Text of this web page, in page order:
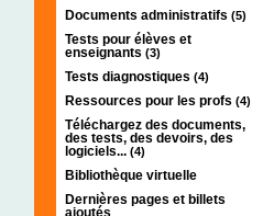
Documents administratifs (5)
Tests pour élèves et
enseignants (3)
Tests diagnostiques (4)
Ressources pour les profs (4)
Téléchargez des documents,
des tests, des devoirs, des
logiciels... (4)
Bibliothèque virtuelle
Dernières pages et billets
ajoutés